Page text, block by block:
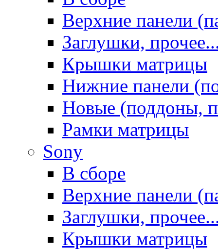
Верхние панели
Заглушки,
Крышки матрицы
Нижние панели
Новые (поддоны,
Рамки матрицы
Sony
В сборе
Верхние панели
Заглушки,
Крышки матрицы